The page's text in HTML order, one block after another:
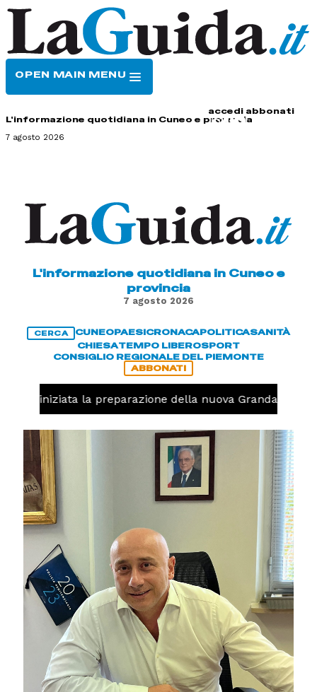
OPEN MAIN MENU
accedi abbonati
L'informazione quotidiana in Cuneo e provincia
7 agosto 2026
L'informazione quotidiana in Cuneo e
provincia
7 agosto 2026
CERCA CUNEOPAESICRONACAPOLITICASANITÀ
CHIESATEMPO LIBEROSPORT
CONSIGLIO REGIONALE DEL PIEMONTE
ABBONATI
iniziata la preparazione della nuova Granda Volley